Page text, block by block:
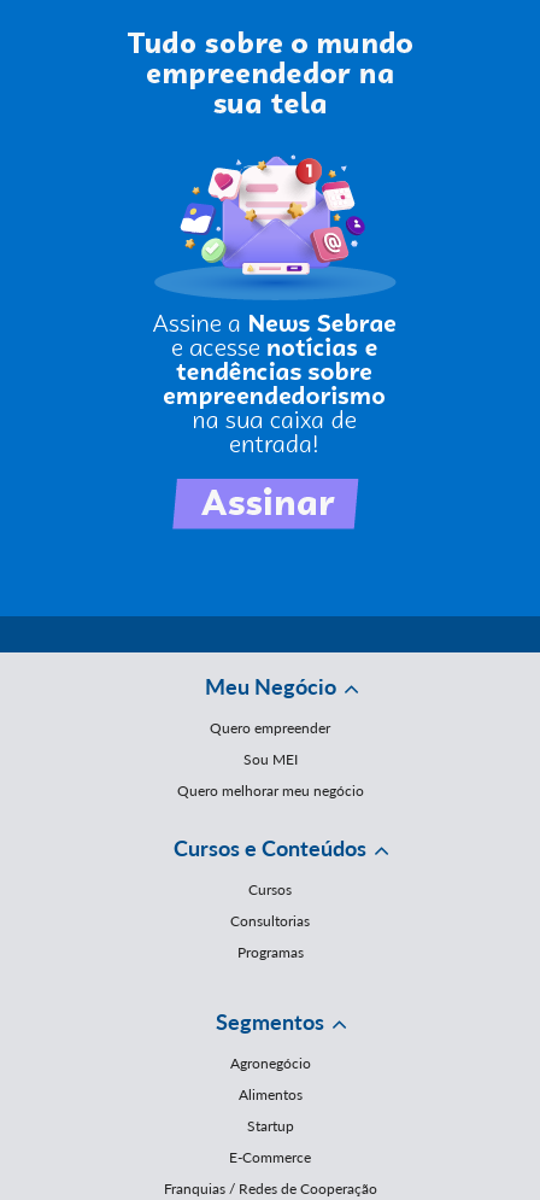
Meu Negócio
Quero empreender
Sou MEI
Quero melhorar meu negócio
Cursos e Conteúdos
Cursos
Consultorias
Programas
Segmentos
Agronegócio
Alimentos
Startup
E-Commerce
Franquias / Redes de Cooperação